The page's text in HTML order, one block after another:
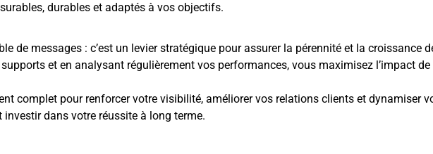
durables et adaptés à vos objectifs.
de messages : c’est un levier stratégique pour assurer la pérennité et la croissance
et en analysant régulièrement vos performances, vous maximisez l’impact de
complet pour renforcer votre visibilité, améliorer vos relations clients et dynamiser
dans votre réussite à long terme.